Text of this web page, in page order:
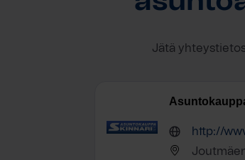
Jätä
http://